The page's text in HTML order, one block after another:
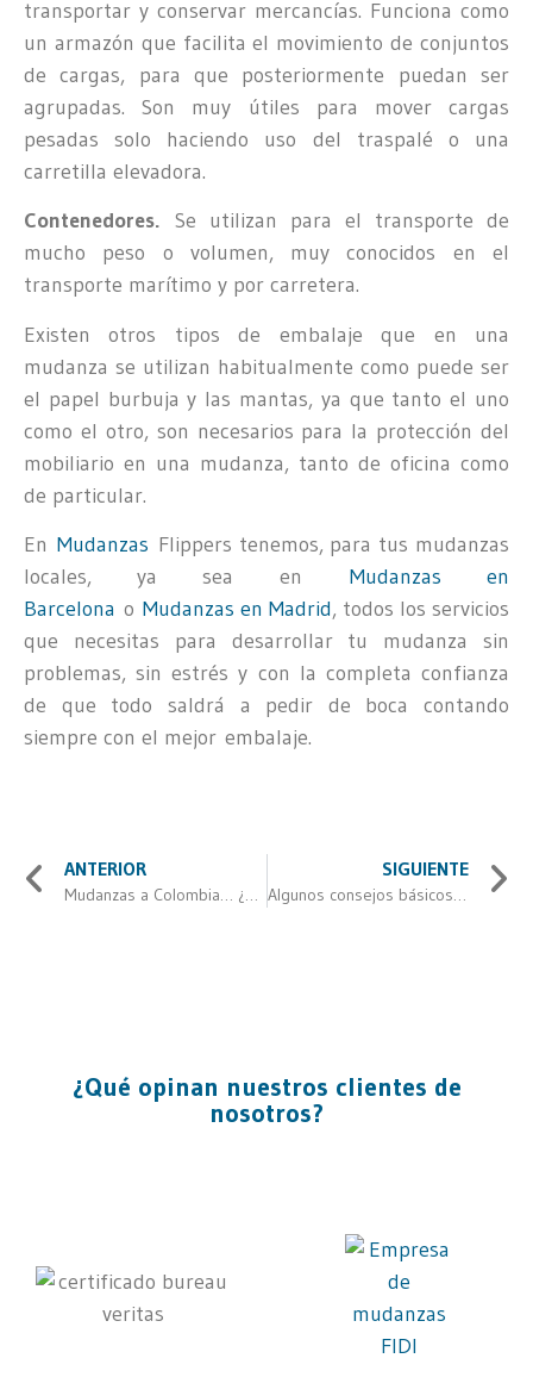
transportar y conservar mercancías. Funciona como
un armazón que facilita el movimiento de conjuntos
de cargas, para que posteriormente puedan ser
agrupadas. Son muy útiles para mover cargas
pesadas solo haciendo uso del traspalé o una
carretilla elevadora.
Contenedores. Se utilizan para el transporte de
mucho peso o volumen, muy conocidos en el
transporte marítimo y por carretera.
Existen otros tipos de embalaje que en una
mudanza se utilizan habitualmente como puede ser
el papel burbuja y las mantas, ya que tanto el uno
como el otro, son necesarios para la protección del
mobiliario en una mudanza, tanto de oficina como
de particular.
En Mudanzas Flippers tenemos, para tus mudanzas
locales, ya sea en Mudanzas en
Barcelona o Mudanzas en Madrid, todos los servicios
que necesitas para desarrollar tu mudanza sin
problemas, sin estrés y con la completa confianza
de que todo saldrá a pedir de boca contando
siempre con el mejor embalaje.
ANTERIOR
Mudanzas a Colombia… ¿qué hay que saber de este país?
SIGUIENTE
Algunos consejos básicos para preparar mudanzas grandes
¿Qué opinan nuestros clientes de
nosotros?